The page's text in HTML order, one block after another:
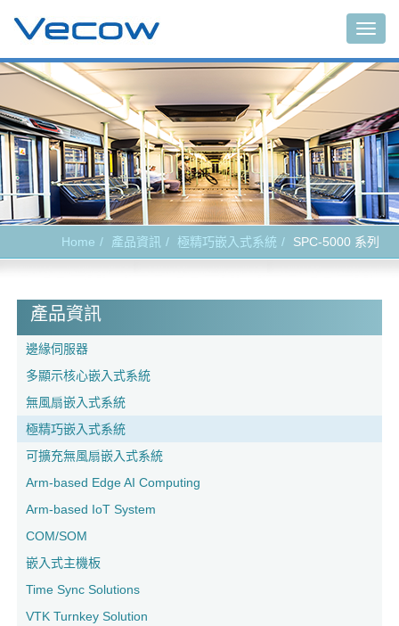
Home 產品資訊 極精巧嵌入式系統 SPC-5000 系列
產品資訊
邊緣伺服器
多顯示核心嵌入式系統
無風扇嵌入式系統
極精巧嵌入式系統
可擴充無風扇嵌入式系統
Arm-based Edge AI Computing
Arm-based IoT System
COM/SOM
嵌入式主機板
Time Sync Solutions
VTK Turnkey Solution